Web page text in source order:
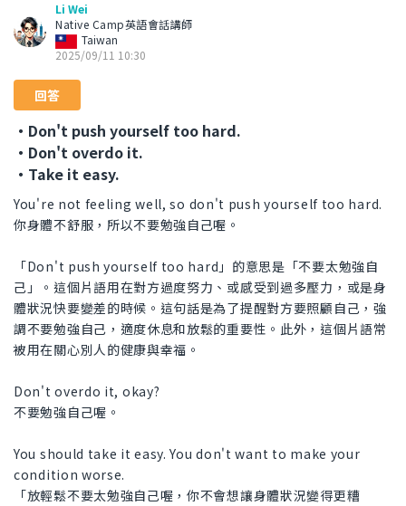
Li Wei
Native Camp英語會話講師
Taiwan
2025/09/11 10:30
回答
・Don't push yourself too hard.
・Don't overdo it.
・Take it easy.
You're not feeling well, so don't push yourself too hard.
你身體不舒服，所以不要勉強自己喔。
「Don't push yourself too hard」的意思是「不要太勉強自
己」。這個片語用在對方過度努力、或感受到過多壓力，或是身
體狀況快要變差的時候。這句話是為了提醒對方要照顧自己，強
調不要勉強自己，適度休息和放鬆的重要性。此外，這個片語常
被用在關心別人的健康與幸福。
Don't overdo it, okay?
不要勉強自己喔。
You should take it easy. You don't want to make your
condition worse.
「放輕鬆不要太勉強自己喔，你不會想讓身體狀況變得更糟